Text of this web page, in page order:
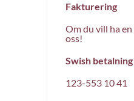
Fakturering
Om du vill ha
oss!
Swish betalning
123-553 10 41